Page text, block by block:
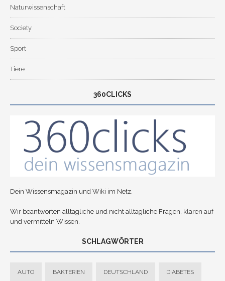
Naturwissenschaft
Society
Sport
Tiere
360CLICKS
Dein Wissensmagazin und Wiki im Netz.
Wir beantworten alltägliche und nicht alltägliche Fragen, klären auf
und vermitteln Wissen.
SCHLAGWÖRTER
AUTO BAKTERIEN DEUTSCHLAND DIABETES